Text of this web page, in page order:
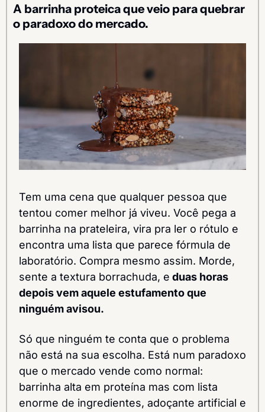
A barrinha proteica que veio para quebrar
o paradoxo do mercado.
Tem uma cena que qualquer pessoa que
tentou comer melhor já viveu. Você pega a
barrinha na prateleira, vira pra ler o rótulo e
encontra uma lista que parece fórmula de
laboratório. Compra mesmo assim. Morde,
sente a textura borrachuda, e duas horas
depois vem aquele estufamento que
ninguém avisou.
Só que ninguém te conta que o problema
não está na sua escolha. Está num paradoxo
que o mercado vende como normal:
barrinha alta em proteína mas com lista
enorme de ingredientes, adoçante artificial e